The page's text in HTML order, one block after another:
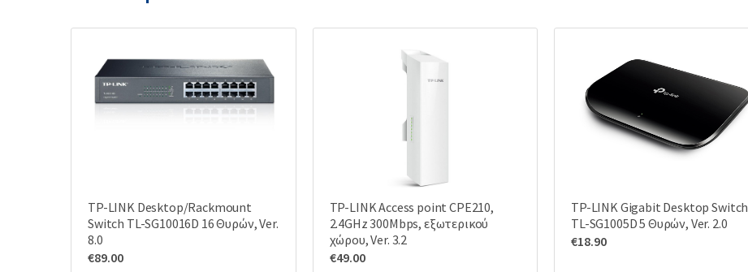
TP-LINK Desktop/Rackmount
Switch TL-SG10016D 16 Θυρών, Ver.
8.0
€89.00
TP-LINK Access point CPE210,
2.4GHz 300Mbps, εξωτερικού
χώρου, Ver. 3.2
€49.00
TP-LINK Gigabit Desktop Switch
TL-SG1005D 5 Θυρών, Ver. 2.0
€18.90